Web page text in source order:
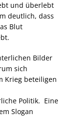
und überlebt
deutlich, dass
Blut
Bilder
sich
Krieg beteiligen
Politik. Eine
Slogan